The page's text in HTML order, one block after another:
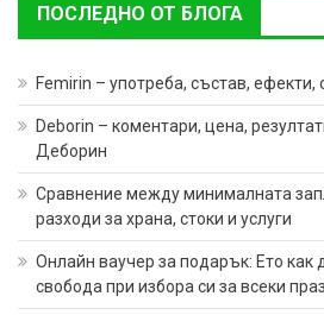
ПОСЛЕДНО ОТ БЛОГА
Femirin – употреба, състав,
Deborin – коментари, цена,
Деборин
Сравнение между минималната
разходи за храна, стоки и услуги
Онлайн ваучер за подарък: Ето как
свобода при избора си за всеки